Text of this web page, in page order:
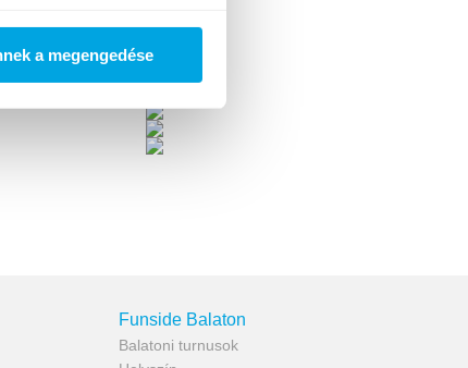
a megengedése
Funside Balaton
Balatoni turnusok